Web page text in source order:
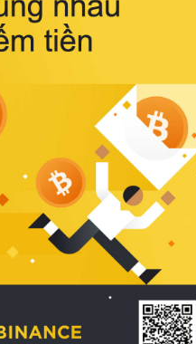
Bên cạnh đó, việc lựa chọn các dòng
sản phẩm đạt chuẩn chất lượng quốc
tế còn giúp ngăn ngừa tình trạng kích
khuẩn và nấm mốc trong điều kiện
thời tiết nóng ẩm. Bạn có thể tìm hiểu
thêm các nghiên cứu khoa học về tác
động của giấc ngủ và môi trường
phòng ngủ đối với sức khỏe con
người tại Sleep Foundation (External
Link) để có cái nhìn toàn diện hơn.
2. Các tiêu chí vàng khi lựa chọn
chăn ga gối đệm cao cấp cho phòng
ngủ
Để sở hữu một bộ chăn ga gối đệm
cao cấp hoàn hảo cả về thẩm mỹ lẫn
công năng, người tiêu dùng cần cân
nhắc kỹ lưỡng các tiêu chí quan trọng